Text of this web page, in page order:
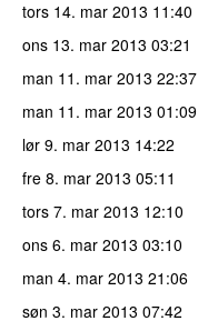
tors 14. mar 2013 11:40
ons 13. mar 2013 03:21
man 11. mar 2013 22:37
man 11. mar 2013 01:09
lør 9. mar 2013 14:22
fre 8. mar 2013 05:11
tors 7. mar 2013 12:10
ons 6. mar 2013 03:10
man 4. mar 2013 21:06
søn 3. mar 2013 07:42